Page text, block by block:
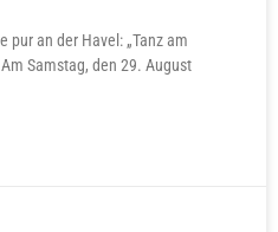
pur an der Havel: „Tanz am
Samstag, den 29. August